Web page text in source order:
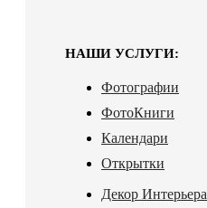
НАШИ УСЛУГИ:
Фотографии
ФотоКниги
Календари
Открытки
Декор Интерьера